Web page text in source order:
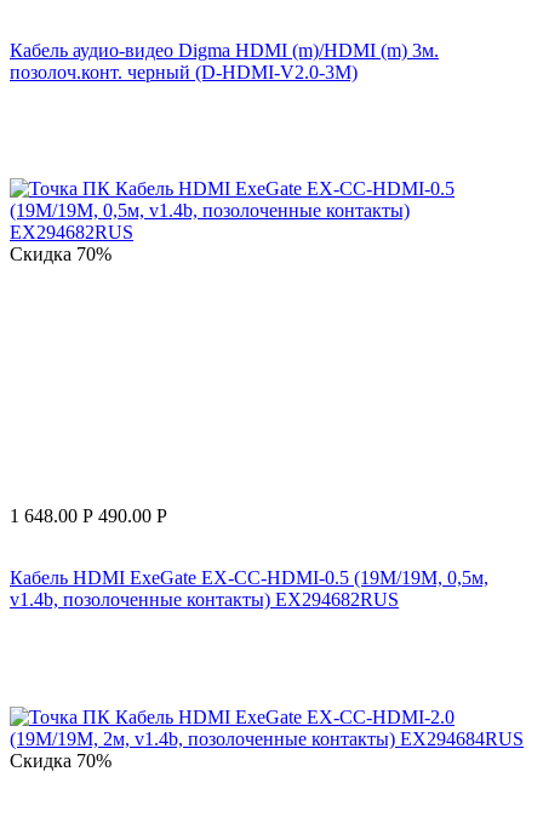
Кабель аудио-видео Digma HDMI (m)/HDMI (m) 3м.
позолоч.конт. черный (D-HDMI-V2.0-3M)
Скидка 70%
1 648.00 Р 490.00 Р
Кабель HDMI ExeGate EX-CC-HDMI-0.5 (19M/19M, 0,5м,
v1.4b, позолоченные контакты) EX294682RUS
Скидка 70%